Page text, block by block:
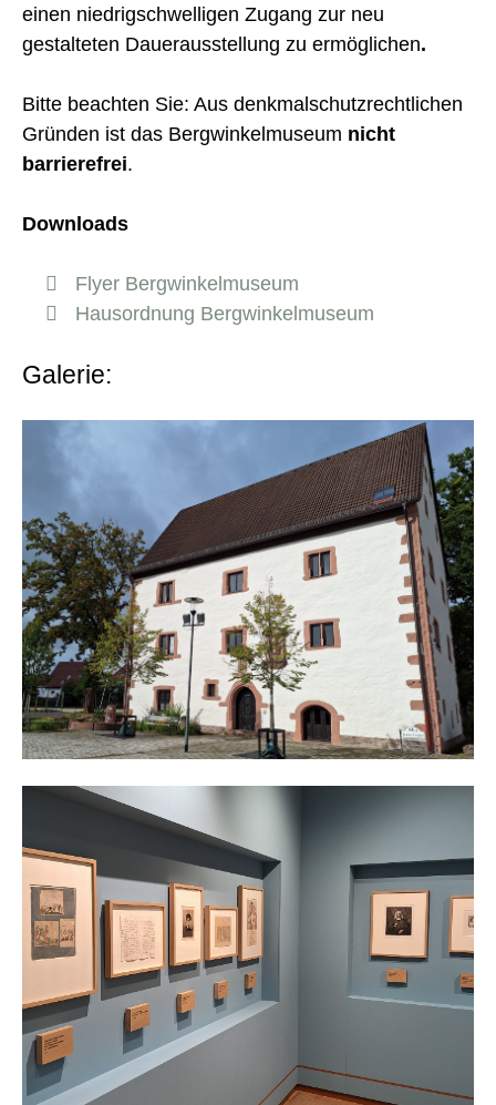
einen niedrigschwelligen Zugang zur neu
gestalteten Dauerausstellung zu ermöglichen.
Bitte beachten Sie: Aus denkmalschutzrechtlichen
Gründen ist das Bergwinkelmuseum nicht
barrierefrei.
Downloads
Flyer Bergwinkelmuseum
Hausordnung Bergwinkelmuseum
Galerie: